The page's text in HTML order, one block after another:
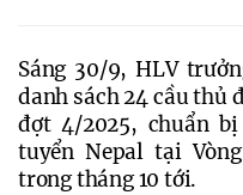
Sáng 30/9, HLV
danh sách 24 cầu thủ
đợt 4/2025, chuẩn
tuyển Nepal tại
trong tháng 10 tới.